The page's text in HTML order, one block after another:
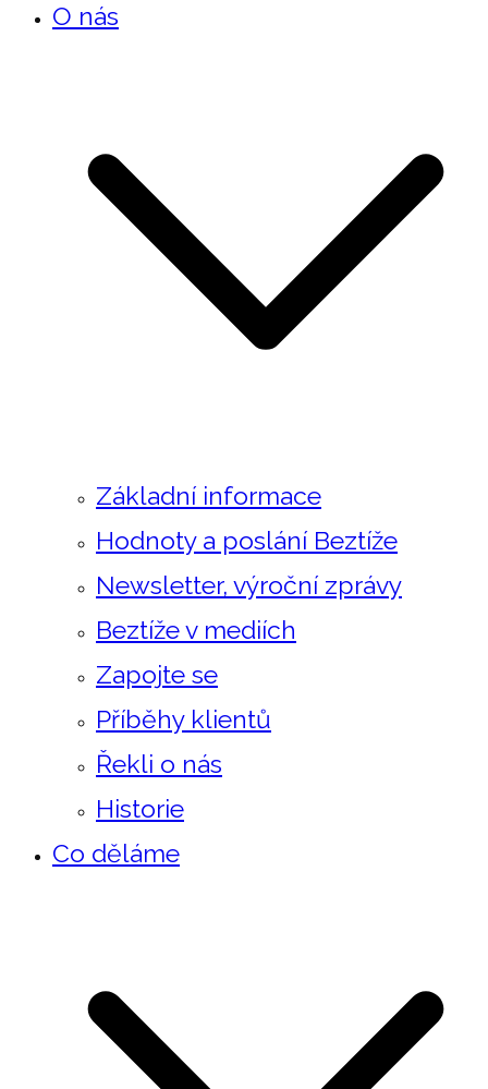
O nás
Základní informace
Hodnoty a poslání Beztíže
Newsletter, výroční zprávy
Beztíže v mediích
Zapojte se
Příběhy klientů
Řekli o nás
Historie
Co děláme